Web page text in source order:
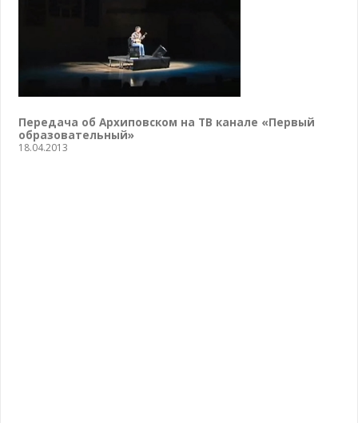
Передача об Архиповском на ТВ канале «Первый
образовательный»
18.04.2013